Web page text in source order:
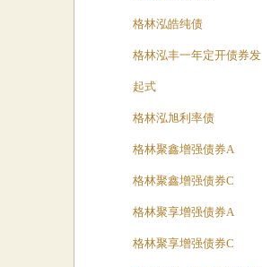
格林泓皓纯债
格林泓丰一年定开债券发
起式
格林泓旭利率债
格林聚鑫增强债券A
格林聚鑫增强债券C
格林聚享增强债券A
格林聚享增强债券C